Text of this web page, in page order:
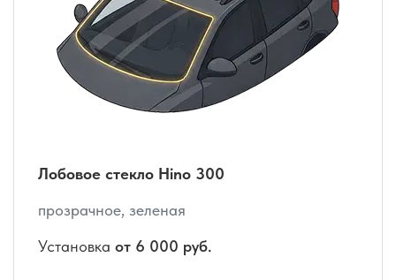
Лобовое стекло Hino 300
прозрачное, зеленая
Установка от 6 000 руб.